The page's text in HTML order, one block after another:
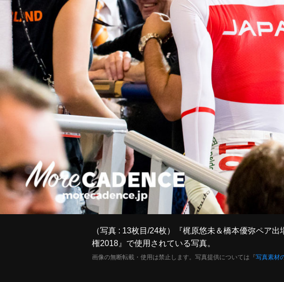
（写真 : 13枚目/24枚）『梶原悠未＆橋本優弥ペア
権2018』で使用されている写真。
画像の無断転載・使用は禁止します。写真提供については『写真素材